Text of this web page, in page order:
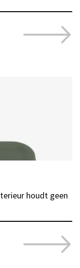
houdt geen